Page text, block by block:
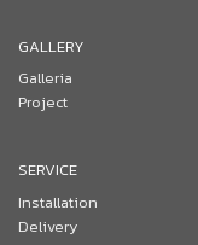
GALLERY
Galleria
Project
SERVICE
Installation
Delivery